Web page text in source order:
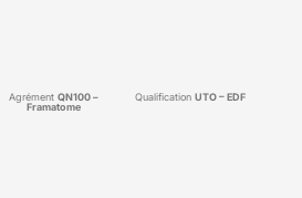
AgrémentQN100 –
Framatome
Qualification UTO – EDF